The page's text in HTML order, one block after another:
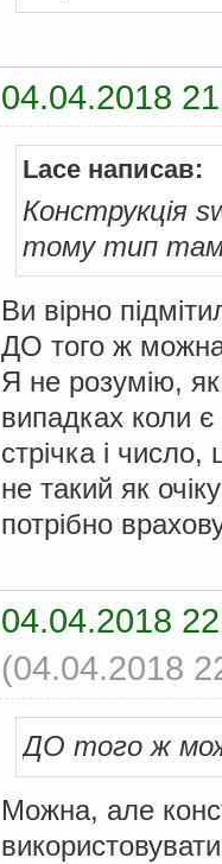
04.04.2018
Lace написав:
Конструкція
тому тип там
Ви вірно
ДО того ж можна
Я не розумію,
випадках коли
стрічка і
не такий як
потрібно
04.04.2018
(04.04.2018
ДО того ж
Можна, але